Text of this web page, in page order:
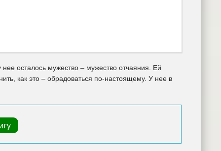
осталось мужество – мужество отчаяния. Ей
как это – обрадоваться по-настоящему. У нее в